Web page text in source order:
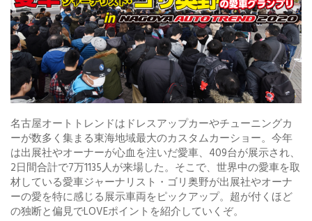
名古屋オートトレンドはドレスアップカーやチューニングカ
ーが数多く集まる東海地域最大のカスタムカーショー。今年
は出展社やオーナーが心血を注いだ愛車、409台が展示され、
2日間合計で7万1135人が来場した。そこで、世界中の愛車を取
材している愛車ジャーナリスト・ゴリ奥野が出展社やオーナ
ーの愛を特に感じる展示車両をピックアップ。超が付くほど
の独断と偏見でLOVEポイントを紹介していくぞ。